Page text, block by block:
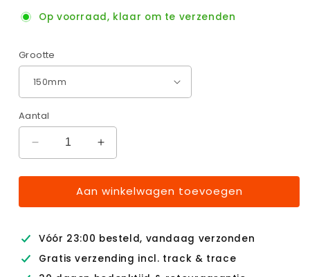
Op voorraad, klaar om te verzenden
Grootte
Aantal
Aantal
verlagen
voor
BoorScrub
PRO
Wheel
Aantal
verhogen
voor
BoorScrub
PRO
Wheel
Aan winkelwagen toevoegen
Vóór 23:00 besteld, vandaag verzonden
Gratis verzending incl. track & trace